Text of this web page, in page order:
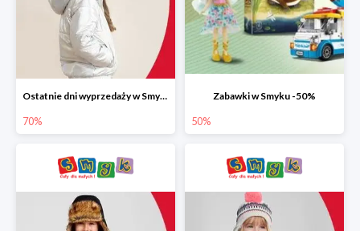
Ostatnie dni wyprzedaży w Smyku do -70%
70%
Zabawki w Smyku -50%
50%